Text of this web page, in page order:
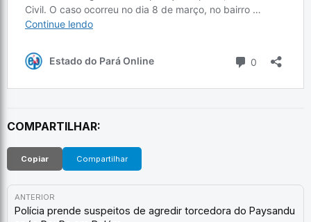
COMPARTILHAR:
Copiar Compartilhar
ANTERIOR
Polícia prende suspeitos de agredir torcedora do Paysandu